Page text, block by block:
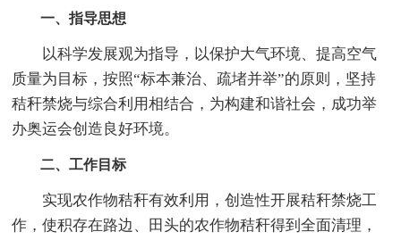
一、指导思想
以科学发展观为指导，以保护大气环境、提高空气
质量为目标，按照“标本兼治、疏堵并举”的原则，坚持
秸秆禁烧与综合利用相结合，为构建和谐社会，成功举
办奥运会创造良好环境。
二、工作目标
实现农作物秸秆有效利用，创造性开展秸秆禁烧工
作，使积存在路边、田头的农作物秸秆得到全面清理，